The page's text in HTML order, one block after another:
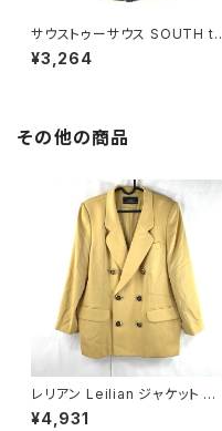
サウストゥーサウス SOUTH to
SOUTH スカート リボン チェッ
ク柄 プリーツ 黒 緑系 38サイ
¥3,264
その他の商品
レリアン Leilian ジャケット 肩
パッド 黄色 金色 13+サイズ 90
0590
¥4,931